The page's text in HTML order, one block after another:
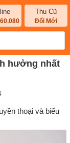
Thu Cũ
Đổi Mới
hưởng nhất
thoại và biểu